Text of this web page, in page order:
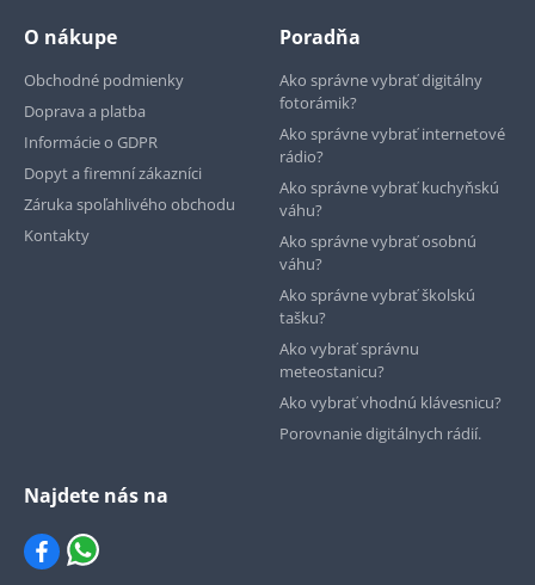
O nákupe
Obchodné podmienky
Doprava a platba
Informácie o GDPR
Dopyt a firemní zákazníci
Záruka spoľahlivého obchodu
Kontakty
Poradňa
Ako správne vybrať digitálny
fotorámik?
Ako správne vybrať internetové
rádio?
Ako správne vybrať kuchyňskú
váhu?
Ako správne vybrať osobnú
váhu?
Ako správne vybrať školskú
tašku?
Ako vybrať správnu
meteostanicu?
Ako vybrať vhodnú klávesnicu?
Porovnanie digitálnych rádií.
Najdete nás na